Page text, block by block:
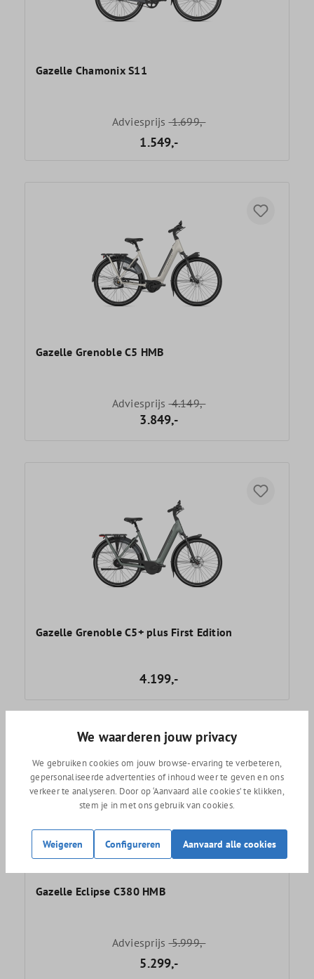
Gazelle Chamonix S11
Adviesprijs1.699,-
1.549,-
Gazelle Grenoble C5 HMB
Adviesprijs4.149,-
3.849,-
Gazelle Grenoble C5+ plus First Edition
4.199,-
Gazelle Eclipse C380 HMB
Adviesprijs5.999,-
5.299,-
We waarderen jouw privacy
We gebruiken cookies om jouw browse-ervaring te verbeteren,
gepersonaliseerde advertenties of inhoud weer te geven en ons
verkeer te analyseren. Door op ‘Aanvaard alle cookies’ te klikken,
stem je in met ons gebruik van cookies.
Weigeren Configureren Aanvaard alle cookies